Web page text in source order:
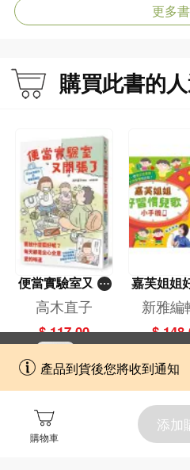
產品到貨後您將收到通知
購物車
添加
更多
購買此書的
便當實驗室又開
張了——日日和
特別日的菜單挑
戰記
高木直子
$ 117.00
嘉芙姐姐
兒歌小
新雅編
$
擁抱更全面的購物和文化